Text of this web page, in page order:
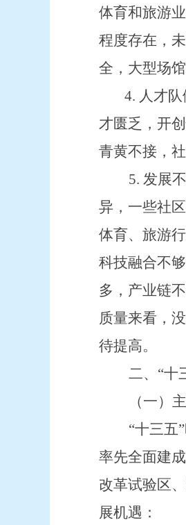
体育和旅游
程度存在，
全，大型场
4. 人才
才匮乏， 开
青黄不接，
5. 发展
异，一些社
体育、旅游
科技融合不
多，产业链不
质量来看，
待提高。
二、 “十
（一）
“十三五
率先全面建
改革试验区
展机遇：